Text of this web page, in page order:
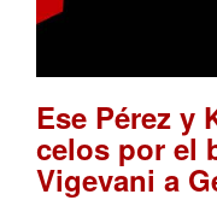
Ese Pérez y
celos por el
Vigevani a